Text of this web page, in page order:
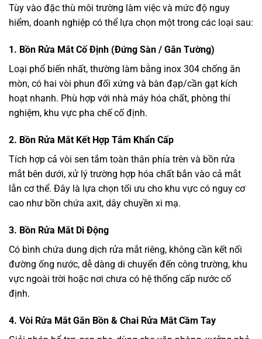
Tùy vào đặc thù môi trường làm việc và mức độ nguy
hiểm, doanh nghiệp có thể lựa chọn một trong các loại sau:
1. Bồn Rửa Mắt Cố Định (Đứng Sàn / Gắn Tường)
Loại phổ biến nhất, thường làm bằng inox 304 chống ăn
mòn, có hai vòi phun đối xứng và bàn đạp/cần gạt kích
hoạt nhanh. Phù hợp với nhà máy hóa chất, phòng thí
nghiệm, khu vực pha chế cố định.
2. Bồn Rửa Mắt Kết Hợp Tắm Khẩn Cấp
Tích hợp cả vòi sen tắm toàn thân phía trên và bồn rửa
mắt bên dưới, xử lý trường hợp hóa chất bắn vào cả mắt
lẫn cơ thể. Đây là lựa chọn tối ưu cho khu vực có nguy cơ
cao như bồn chứa axit, dây chuyền xi mạ.
3. Bồn Rửa Mắt Di Động
Có bình chứa dung dịch rửa mắt riêng, không cần kết nối
đường ống nước, dễ dàng di chuyển đến công trường, khu
vực ngoài trời hoặc nơi chưa có hệ thống cấp nước cố
định.
4. Vòi Rửa Mắt Gắn Bồn & Chai Rửa Mắt Cầm Tay